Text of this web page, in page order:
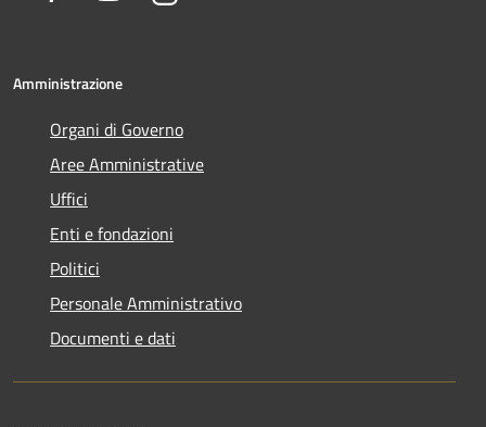
Amministrazione
Organi di Governo
Aree Amministrative
Uffici
Enti e fondazioni
Politici
Personale Amministrativo
Documenti e dati